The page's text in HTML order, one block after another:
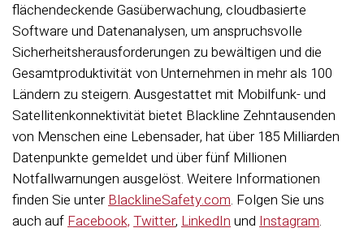
flächendeckende Gasüberwachung, cloudbasierte
Software und Datenanalysen, um anspruchsvolle
Sicherheitsherausforderungen zu bewältigen und die
Gesamtproduktivität von Unternehmen in mehr als 100
Ländern zu steigern. Ausgestattet mit Mobilfunk- und
Satellitenkonnektivität bietet Blackline Zehntausenden
von Menschen eine Lebensader, hat über 185 Milliarden
Datenpunkte gemeldet und über fünf Millionen
Notfallwarnungen ausgelöst. Weitere Informationen
finden Sie unterBlacklineSafety.com. Folgen Sie uns
auch aufFacebook, Twitter, LinkedInund Instagram.